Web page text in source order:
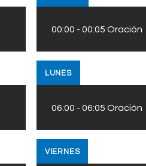
00:00 -00:05 Oración
LUNES
06:00 -06:05 Oración
VIERNES